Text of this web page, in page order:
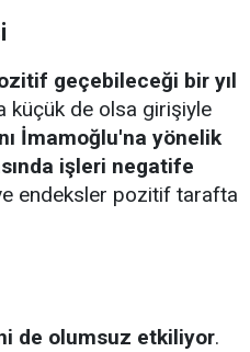
geçebileceği bir yıl
küçük de olsa girişiyle
İmamoğlu'na yönelik
işleri negatife
ve endeksler pozitif tarafta
de olumsuz etkiliyor.